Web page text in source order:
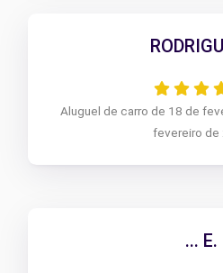
Aluguel de carro de 18 de
fevereiro de
... E.